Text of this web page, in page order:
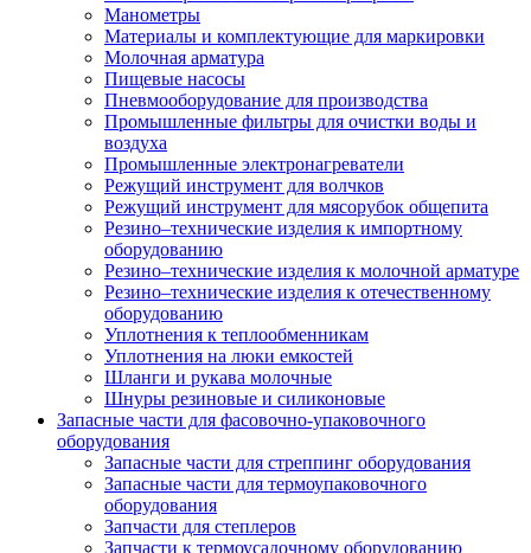
Манометры
Материалы и комплектующие для маркировки
Молочная арматура
Пищевые насосы
Пневмооборудование для производства
Промышленные фильтры для очистки воды и
воздуха
Промышленные электронагреватели
Режущий инструмент для волчков
Режущий инструмент для мясорубок общепита
Резино–технические изделия к импортному
оборудованию
Резино–технические изделия к молочной арматуре
Резино–технические изделия к отечественному
оборудованию
Уплотнения к теплообменникам
Уплотнения на люки емкостей
Шланги и рукава молочные
Шнуры резиновые и силиконовые
Запасные части для фасовочно-упаковочного
оборудования
Запасные части для стреппинг оборудования
Запасные части для термоупаковочного
оборудования
Запчасти для степлеров
Запчасти к термоусадочному оборудованию